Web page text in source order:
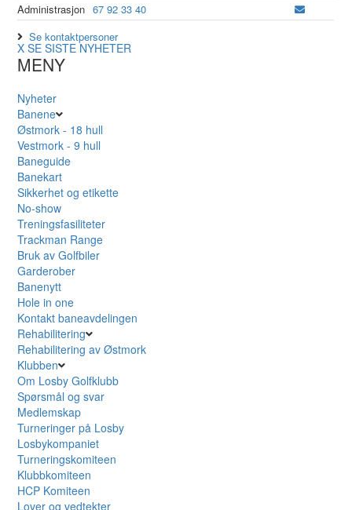
Administrasjon 67 92 33 40
Se kontaktpersoner
X SE SISTE NYHETER
MENY
Nyheter
Banene
Østmork - 18 hull
Vestmork - 9 hull
Baneguide
Banekart
Sikkerhet og etikette
No-show
Treningsfasiliteter
Trackman Range
Bruk av Golfbiler
Garderober
Banenytt
Hole in one
Kontakt baneavdelingen
Rehabilitering
Rehabilitering av Østmork
Klubben
Om Losby Golfklubb
Spørsmål og svar
Medlemskap
Turneringer på Losby
Losbykompaniet
Turneringskomiteen
Klubbkomiteen
HCP Komiteen
Lover og vedtekter